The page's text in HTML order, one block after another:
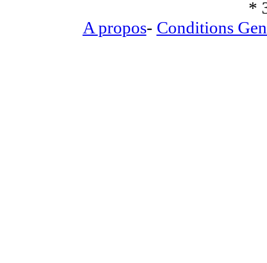
*
A propos- Conditions